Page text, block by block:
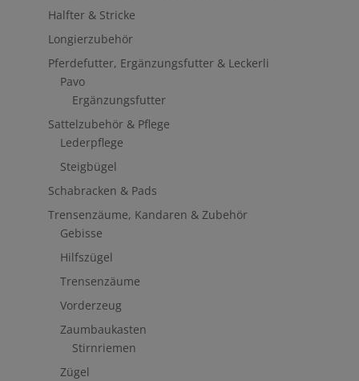
Halfter & Stricke
Longierzubehör
Pferdefutter, Ergänzungsfutter & Leckerli
Pavo
Ergänzungsfutter
Sattelzubehör & Pflege
Lederpflege
Steigbügel
Schabracken & Pads
Trensenzäume, Kandaren & Zubehör
Gebisse
Hilfszügel
Trensenzäume
Vorderzeug
Zaumbaukasten
Stirnriemen
Zügel